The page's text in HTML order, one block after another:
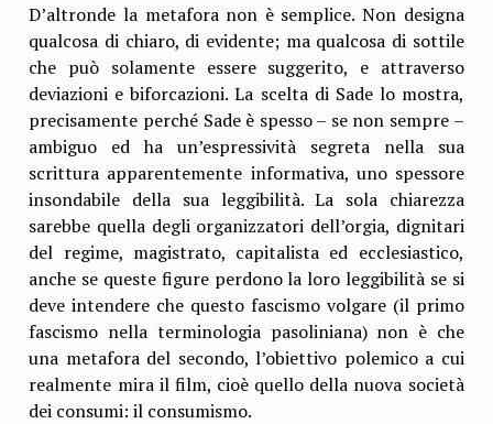
D’altronde la metafora non è semplice. Non designa
qualcosa di chiaro, di evidente; ma qualcosa di sottile
che può solamente essere suggerito, e attraverso
deviazioni e biforcazioni. La scelta di Sade lo mostra,
precisamente perché Sade è spesso – se non sempre –
ambiguo ed ha un’espressività segreta nella sua
scrittura apparentemente informativa, uno spessore
insondabile della sua leggibilità. La sola chiarezza
sarebbe quella degli organizzatori dell’orgia, dignitari
del regime, magistrato, capitalista ed ecclesiastico,
anche se queste figure perdono la loro leggibilità se si
deve intendere che questo fascismo volgare (il primo
fascismo nella terminologia pasoliniana) non è che
una metafora del secondo, l’obiettivo polemico a cui
realmente mira il film, cioè quello della nuova società
dei consumi: il consumismo.